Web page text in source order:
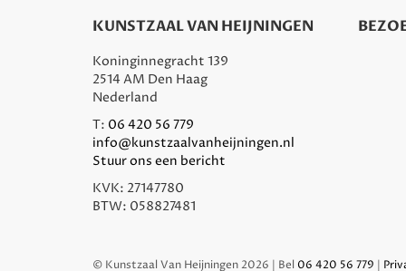
KUNSTZAAL VAN HEIJNINGEN
Koninginnegracht 139
2514 AM Den Haag
Nederland
T: 06 420 56 779
info@kunstzaalvanheijningen.nl
Stuur ons een bericht
KVK: 27147780
BTW: 058827481
© Kunstzaal Van Heijningen 2026 | Bel 06 420 56 779 |